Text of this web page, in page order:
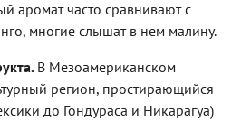
аромат часто сравнивают с
многие слышат в нем малину.
В Мезоамериканском
регион, простирающийся
до Гондураса и Никарагуа)